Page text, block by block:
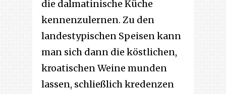
die dalmatinische Küche
kennenzulernen. Zu den
landestypischen Speisen kann
man sich dann die köstlichen,
kroatischen Weine munden
lassen, schließlich kredenzen